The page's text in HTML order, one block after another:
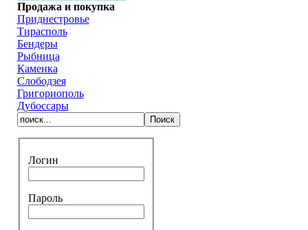
Продажа и покупка
Приднестровье
Тирасполь
Бендеры
Рыбница
Каменка
Слободзея
Григориополь
Дубоссары
Логин
Пароль